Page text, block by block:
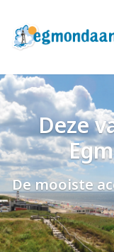
naar
hoofdinhoud
Deze
De mooiste